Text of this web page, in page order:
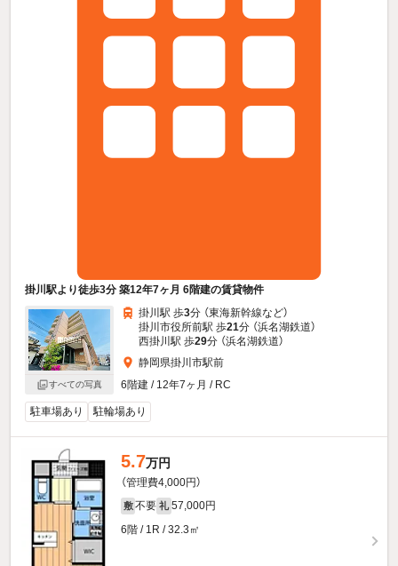
掛川駅より徒歩3分 築12年7ヶ月 6階建の賃貸物件
すべての写真
掛川駅 歩3分 （東海新幹線など）
掛川市役所前駅 歩21分 （浜名湖鉄道）
西掛川駅 歩29分 （浜名湖鉄道）
静岡県掛川市駅前
6階建 / 12年7ヶ月 / RC
駐車場あり 駐輪場あり
5.7万円
（管理費4,000円）
敷 不要 礼 57,000円
6階 / 1R / 32.3㎡